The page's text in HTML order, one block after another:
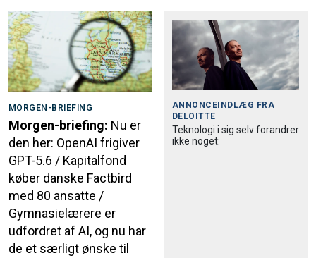
MORGEN-BRIEFING
Morgen-briefing: Nu er
den her: OpenAI frigiver
GPT-5.6 / Kapitalfond
køber danske Factbird
med 80 ansatte /
Gymnasielærere er
udfordret af AI, og nu har
de et særligt ønske til
ANNONCEINDLÆG FRA
DELOITTE
Teknologi i sig selv forandrer
ikke noget: